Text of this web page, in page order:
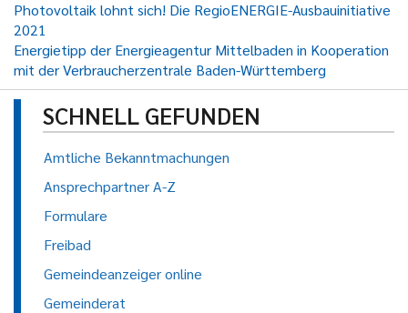
Photovoltaik lohnt sich! Die RegioENERGIE-Ausbauinitiative
2021
Energietipp der Energieagentur Mittelbaden in Kooperation
mit der Verbraucherzentrale Baden-Württemberg
SCHNELL GEFUNDEN
Amtliche Bekanntmachungen
Ansprechpartner A-Z
Formulare
Freibad
Gemeindeanzeiger online
Gemeinderat